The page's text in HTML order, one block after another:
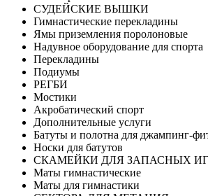
СУДЕЙСКИЕ ВЫШКИ
Гимнастические перекладины
Ямы приземления поролоновые
Надувное оборудование для спорта
Перекладины
Подиумы
РЕГБИ
Мостики
Акробатический спорт
Дополнительные услуги
Батуты и полотна для джампинг-
Носки для батутов
СКАМЕЙКИ ДЛЯ ЗАПАСНЫХ
Маты гимнастические
Маты для гимнастики